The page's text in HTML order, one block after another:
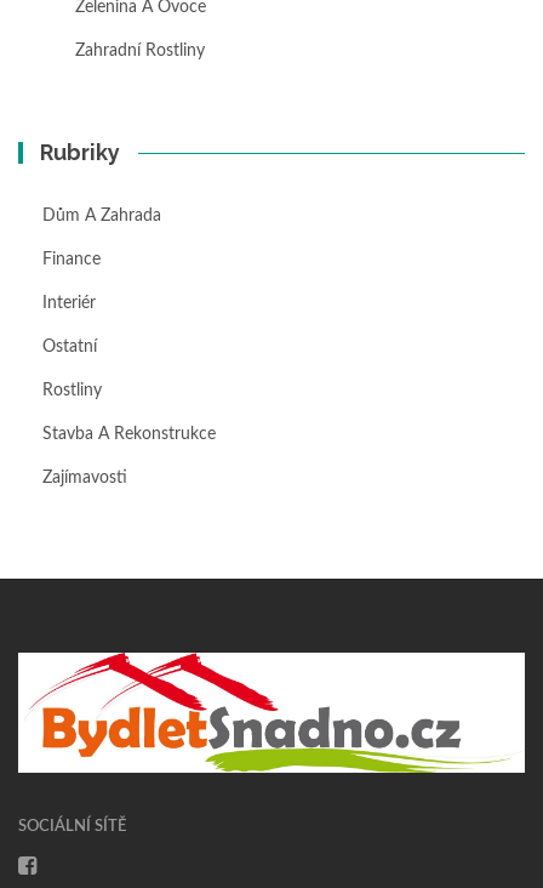
Zelenina A Ovoce
Zahradní Rostliny
Rubriky
Dům A Zahrada
Finance
Interiér
Ostatní
Rostliny
Stavba A Rekonstrukce
Zajímavosti
SOCIÁLNÍ SÍTĚ